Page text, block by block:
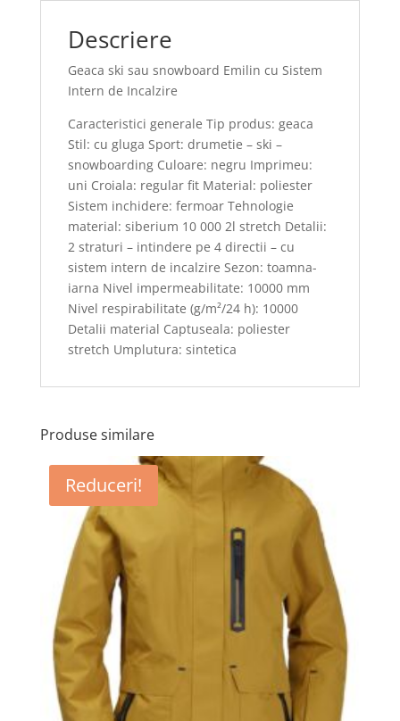
Descriere
Geaca ski sau snowboard Emilin cu Sistem
Intern de Incalzire
Caracteristici generale Tip produs: geaca
Stil: cu gluga Sport: drumetie – ski –
snowboarding Culoare: negru Imprimeu:
uni Croiala: regular fit Material: poliester
Sistem inchidere: fermoar Tehnologie
material: siberium 10 000 2l stretch Detalii:
2 straturi – intindere pe 4 directii – cu
sistem intern de incalzire Sezon: toamna-
iarna Nivel impermeabilitate: 10000 mm
Nivel respirabilitate (g/m²/24 h): 10000
Detalii material Captuseala: poliester
stretch Umplutura: sintetica
Produse similare
Reduceri!